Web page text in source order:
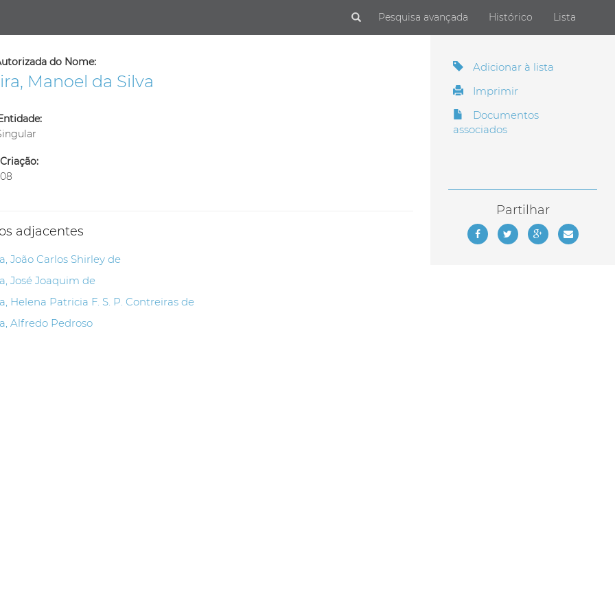
SubmitPesquisa avançada Histórico Lista
do Nome:
Manoel da Silva
adjacentes
João Carlos Shirley de
José Joaquim de
Helena Patricia F. S. P. Contreiras de
Alfredo Pedroso
Adicionar à lista
Imprimir
Documentos
associados
Partilhar